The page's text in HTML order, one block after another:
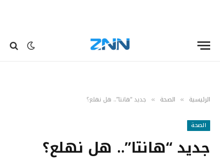
الرئيسية » الصحة » جديد “هانتا”.. هل نهلع؟
الصحة
جديد “هانتا”.. هل نهلع؟